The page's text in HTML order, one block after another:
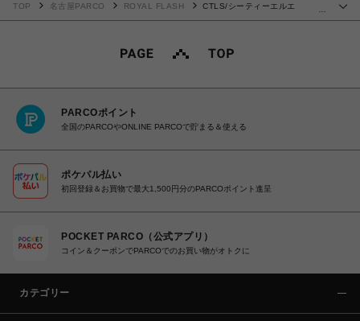
…
TOP 名古屋PARCO ROYAL FLASH
CTLS/シーティーエルエ
PARCOポイント
全国のPARCOやONLINE PARCOで貯まる＆使える
ポケパル払い
初回登録＆お買物で最大1,500円分のPARCOポイント進呈
POCKET PARCO（公式アプリ）
コイン＆クーポンでPARCOでのお買い物がオトクに
カテゴリー